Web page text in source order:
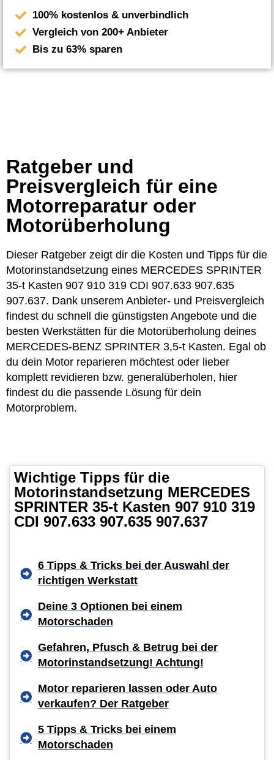
100% kostenlos & unverbindlich
Vergleich von 200+ Anbieter
Bis zu 63% sparen
Ratgeber und
Preisvergleich für eine
Motorreparatur oder
Motorüberholung
Dieser Ratgeber zeigt dir die Kosten und Tipps für die
Motorinstandsetzung eines MERCEDES SPRINTER
35-t Kasten 907 910 319 CDI 907.633 907.635
907.637. Dank unserem Anbieter- und Preisvergleich
findest du schnell die günstigsten Angebote und die
besten Werkstätten für die Motorüberholung deines
MERCEDES-BENZ SPRINTER 3,5-t Kasten. Egal ob
du dein Motor reparieren möchtest oder lieber
komplett revidieren bzw. generalüberholen, hier
findest du die passende Lösung für dein
Motorproblem.
Wichtige Tipps für die
Motorinstandsetzung MERCEDES
SPRINTER 35-t Kasten 907 910 319
CDI 907.633 907.635 907.637
6 Tipps & Tricks bei der Auswahl der
richtigen Werkstatt
Deine 3 Optionen bei einem
Motorschaden
Gefahren, Pfusch & Betrug bei der
Motorinstandsetzung! Achtung!
Motor reparieren lassen oder Auto
verkaufen? Der Ratgeber
5 Tipps & Tricks bei einem
Motorschaden